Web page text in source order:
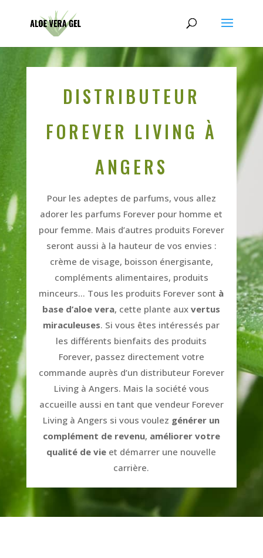
DISTRIBUTEUR
FOREVER LIVING À
ANGERS
Pour les adeptes de parfums, vous allez
adorer les parfums Forever pour homme et
pour femme. Mais d’autres produits Forever
seront aussi à la hauteur de vos envies :
crème de visage, boisson énergisante,
compléments alimentaires, produits
minceurs… Tous les produits Forever sont à
base d’aloe vera, cette plante auxvertus
miraculeuses. Si vous êtes intéressés par
les différents bienfaits des produits
Forever, passez directement votre
commande auprès d’un distributeur Forever
Living à Angers. Mais la société vous
accueille aussi en tant que vendeur Forever
Living à Angers si vous voulez générer un
complément de revenu, améliorer votre
qualité de vie et démarrer une nouvelle
carrière.